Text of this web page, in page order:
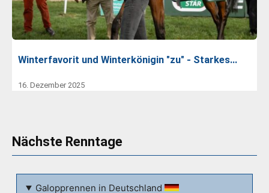
Winterfavorit und Winterkönigin "zu" - Starkes…
16. Dezember 2025
Nächste Renntage
Galopprennen in Deutschland